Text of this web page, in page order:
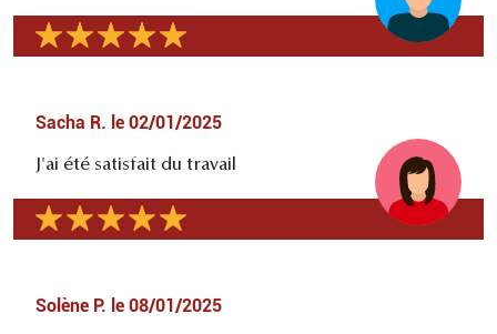
Sacha R. le 02/01/2025
J'ai été satisfait du travail
Solène P. le 08/01/2025